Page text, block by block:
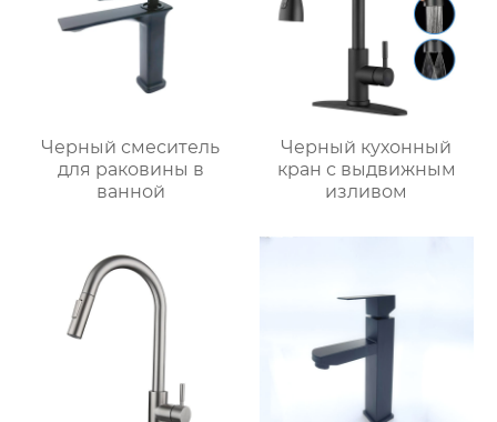
Черный смеситель
для раковины в
ванной
Черный кухонный
кран с выдвижным
изливом